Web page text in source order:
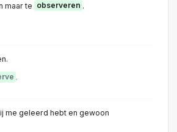
maar te observeren .
.
me geleerd hebt en gewoon